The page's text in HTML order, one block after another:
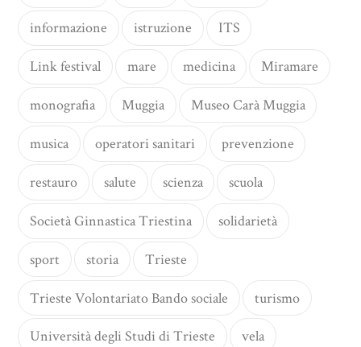
informazione istruzione ITS
Link festival mare medicina Miramare
monografia Muggia Museo Carà Muggia
musica operatori sanitari prevenzione
restauro salute scienza scuola
Società Ginnastica Triestina solidarietà
sport storia Trieste
Trieste Volontariato Bando sociale turismo
Università degli Studi di Trieste vela